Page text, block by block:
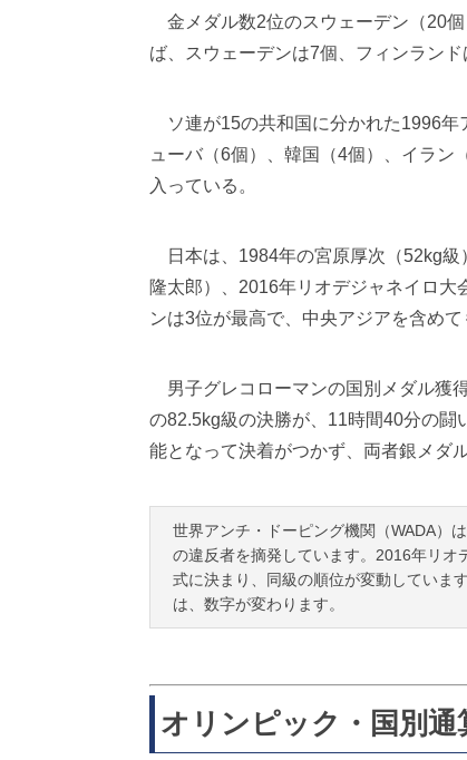
金メダル数2位のスウェーデン（20
ば、スウェーデンは7個、フィンランド
ソ連が15の共和国に分かれた1996年
ューバ（6個）、韓国（4個）、イラ
入っている。
日本は、1984年の宮原厚次（52kg級
隆太郎）、2016年リオデジャネイロ
ンは3位が最高で、中央アジアを含めて
男子グレコローマンの国別メダル獲
の82.5kg級の決勝が、11時間40分の闘
能となって決着がつかず、両者銀メダ
世界アンチ・ドーピング機関（WADA）
の違反者を摘発しています。2016年リ
式に決まり、同級の順位が変動していま
は、数字が変わります。
オリンピック・国別通